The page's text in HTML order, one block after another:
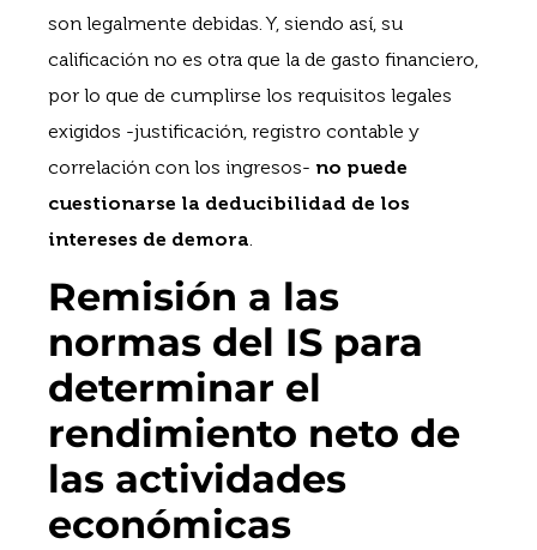
son legalmente debidas. Y, siendo así, su
calificación no es otra que la de gasto financiero,
por lo que de cumplirse los requisitos legales
exigidos -justificación, registro contable y
correlación con los ingresos- no puede
cuestionarse la deducibilidad de los
intereses de demora
Remisión a las
normas del IS para
determinar el
rendimiento neto de
las actividades
económicas